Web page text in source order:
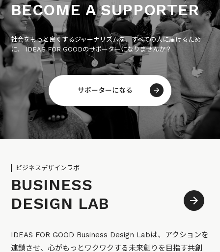
BECOME A SUPPORTER
社会をもっと良くするジャーナリズムを、すべての人に届けるため
に、 IDEAS FOR GOODのサポーターになりませんか？
サポーターになる
ビジネスデザインラボ
BUSINESS
DESIGN LAB
IDEAS FOR GOOD Business Design Labは、アクションを
連鎖させ、心がもっとワクワクする未来創りを目指す共創